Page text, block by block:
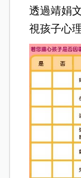
透過靖娟
視孩子心